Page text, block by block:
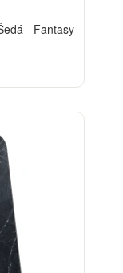
- Fantasy